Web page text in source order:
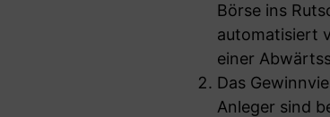
Börse ins
automatisiert
einer
Das
Anleger sind